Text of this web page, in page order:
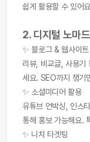
쉽게 활용할 수 있어
2. 디지털 노마
✨ 블로그 & 웹사이트
리뷰, 비교글, 사용기
세요. SEO까지 챙기
✨ 소셜미디어 활용
유튜브 언박싱, 인스
통해 홍보 가능해요.
✨ 니치 타겟팅